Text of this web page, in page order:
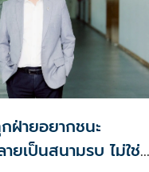
ฝ่ายอยากชนะ
ยเป็นสนามรบ ไม่ใช่